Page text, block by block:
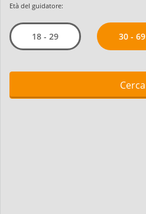
Età del guidatore:
18 - 29 30 - 69
Cerca